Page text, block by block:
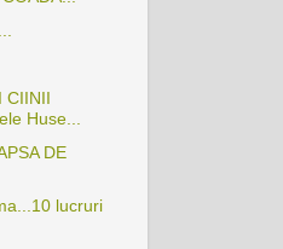
CIINII
Huse...
DE
lucruri